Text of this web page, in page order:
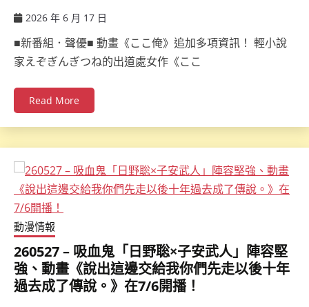
2026 年 6 月 17 日
■新番組．聲優■ 動畫《ここ俺》追加多項資訊！ 輕小說
家えぞぎんぎつね的出道處女作《ここ
Read More
動漫情報
260527 – 吸血鬼「日野聡×子安武人」陣容堅
強、動畫《說出這邊交給我你們先走以後十年
過去成了傳說。》在7/6開播！